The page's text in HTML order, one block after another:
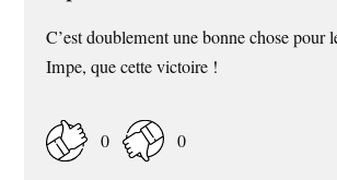
C’est doublement une bonne chose pour
Impe, que cette victoire !
0 0